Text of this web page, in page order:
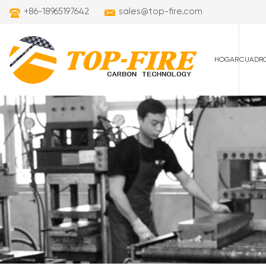
+86-18965197642 sales@top-fire.com
HOGAR